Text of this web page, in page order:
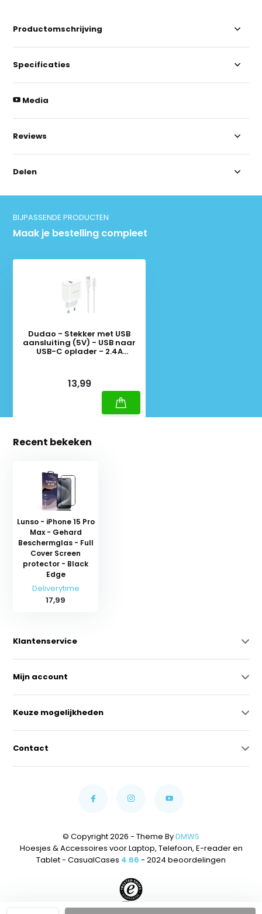
Productomschrijving
Specificaties
Media
Reviews
Delen
BIJPASSENDE PRODUCTEN
Maak je bestelling compleet
Dudao - Stekker met USB
aansluiting (5V) - USB naar
USB-C oplader - 2.4A
13,99
Recent bekeken
Lunso - iPhone 15 Pro
Max - Gehard
Beschermglas - Full
Cover Screen
protector - Black
Edge
Deliverytime
17,99
Klantenservice
Mijn account
Keuze mogelijkheden
Contact
© Copyright 2026 - Theme ByDMWS
Hoesjes & Accessoires voor Laptop, Telefoon, E-reader en
Tablet - CasualCases 4.66 - 2024 beoordelingen